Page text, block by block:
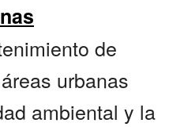
de
urbanas
ambiental y la